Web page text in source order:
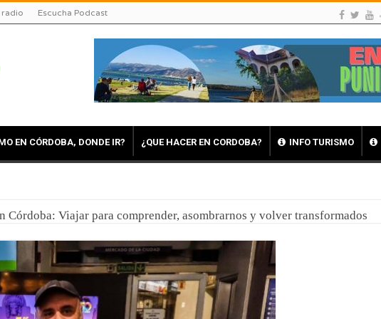
radio Escucha Podcast
EN CÓRDOBA, DONDE IR? ¿QUE HACER EN CORDOBA? INFO TURISMO
Córdoba: Viajar para comprender, asombrarnos y volver transformados
en Reducción: Tres días de fe, emoción y un viaje directo al alma